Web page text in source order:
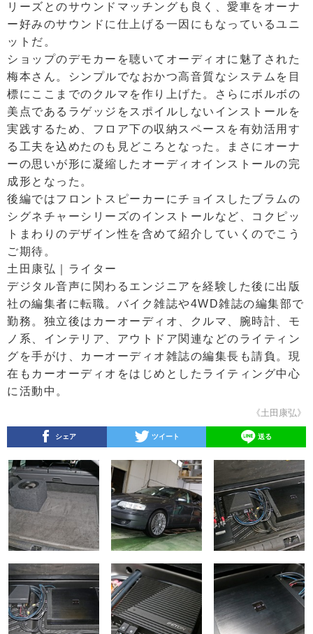
リーズとのサウンドマッチングも良く、愛車をオーナ
ー好みのサウンドに仕上げる一因にもなっているユニ
ットだ。
ショップのデモカーを聴いてオーディオに魅了された
梅本さん。シンプルでなおかつ高音質なシステムを目
標にここまでのクルマを作り上げた。さらにボルボの
美点であるラゲッジをスポイルしないインストールを
実践するため、フロア下の収納スペースを有効活用す
る工夫を込めたのも見どころとなった。まさにオーナ
ーの思いが形に凝縮したオーディオインストールの完
成形となった。
後編ではフロントスピーカーにチョイスしたブラムの
シグネチャーシリーズのインストールなど、コクピッ
トまわりのデザイン性を含めて紹介していくのでこう
ご期待。
土田康弘｜ライター
デジタル音声に関わるエンジニアを経験した後に出版
社の編集者に転職。バイク雑誌や4WD雑誌の編集部で
勤務。独立後はカーオーディオ、クルマ、腕時計、モ
ノ系、インテリア、アウトドア関連などのライティン
グを手がけ、カーオーディオ雑誌の編集長も請負。現
在もカーオーディオをはじめとしたライティング中心
に活動中。
《土田康弘》
シェア ツイート 送る